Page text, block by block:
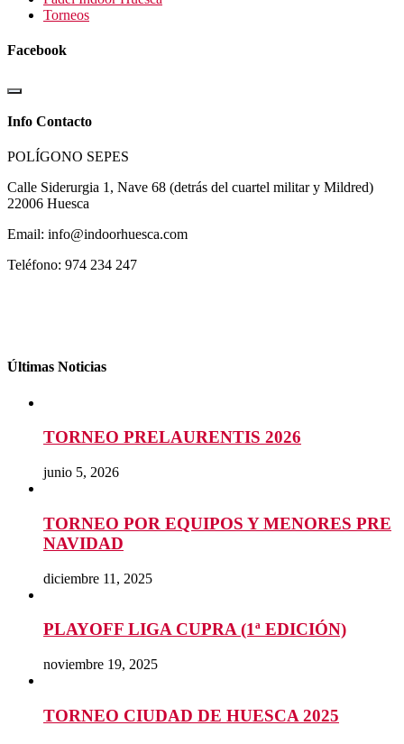
Torneos
Facebook
Info Contacto
POLÍGONO SEPES
Calle Siderurgia 1, Nave 68 (detrás del cuartel militar y Mildred)
22006 Huesca
Email: info@indoorhuesca.com
Teléfono: 974 234 247
Últimas Noticias
TORNEO PRELAURENTIS 2026
junio 5, 2026
TORNEO POR EQUIPOS Y MENORES PRE
NAVIDAD
diciembre 11, 2025
PLAYOFF LIGA CUPRA (1ª EDICIÓN)
noviembre 19, 2025
TORNEO CIUDAD DE HUESCA 2025